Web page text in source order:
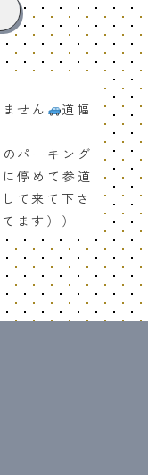
せん
道幅
パーキング
停めて参道
して来て下さ
ます））